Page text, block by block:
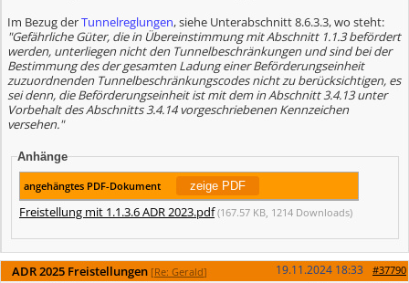
Im Bezug derTunnelreglungen, siehe Unterabschnitt 8.6.3.3, wo steht:
"Gefährliche Güter, die in Übereinstimmung mit Abschnitt 1.1.3 befördert
werden, unterliegen nicht den Tunnelbeschränkungen und sind bei der
Bestimmung des der gesamten Ladung einer Beförderungseinheit
zuzuordnenden Tunnelbeschränkungscodes nicht zu berücksichtigen, es
sei denn, die Beförderungseinheit ist mit dem in Abschnitt 3.4.13 unter
Vorbehalt des Abschnitts 3.4.14 vorgeschriebenen Kennzeichen
versehen."
Anhänge
angehängtes PDF-Dokument
Freistellung mit 1.1.3.6 ADR 2023.pdf (167.57 KB, 1214 Downloads)
ADR 2025 Freistellungen [Re: Gerald] #37790
19.11.2024 18:33